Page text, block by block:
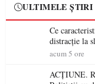
ULTIMELE ȘTIRI
Ce
distracție la
acum 5 ore
ACȚIUNE.